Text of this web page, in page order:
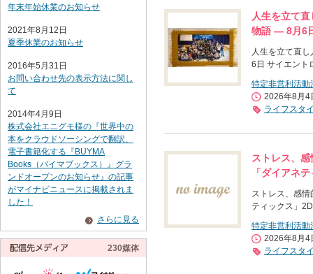
人生を立て
物語 ― 8月6
人生を立て直
6日 サイエント
特定非営利活動
2026年8月4
ライフスタ
ストレス、
「ダイアネ
ストレス、感
ティックス」
特定非営利活動
2026年8月4
ライフスタ
年末年始休業のお知らせ
2021年8月12日
夏季休業のお知らせ
2016年5月31日
お問い合わせ先の表示方法に関し
て
2014年4月9日
株式会社エニグモ様の『世界中の
本をクラウドソーシングで翻訳、
電子書籍化する『BUYMA
Books（バイマブックス）』グラ
ンドオープンのお知らせ』の記事
がマイナビニュースに掲載されま
した！
さらに見る
230媒体